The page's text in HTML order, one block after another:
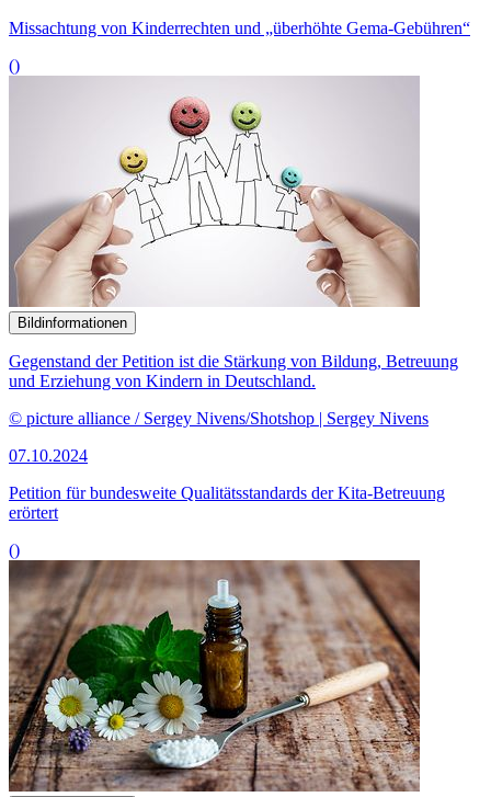
Missachtung von Kinderrechten und „überhöhte Gema-Gebühren“
()
Bildinformationen
Gegenstand der Petition ist die Stärkung von Bildung, Betreuung
und Erziehung von Kindern in Deutschland.
© picture alliance / Sergey Nivens/Shotshop | Sergey Nivens
07.10.2024
Petition für bundesweite Qualitätsstandards der Kita-Betreuung
erörtert
()